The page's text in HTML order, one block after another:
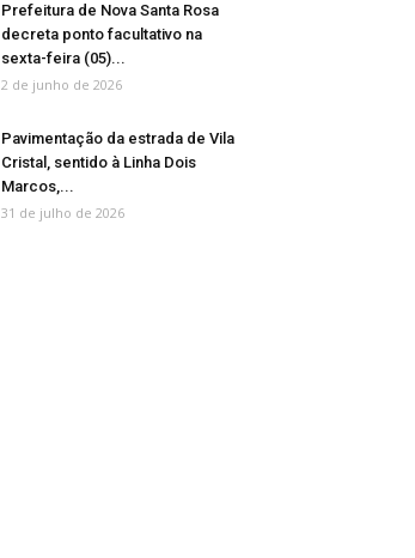
Prefeitura de Nova Santa Rosa
decreta ponto facultativo na
sexta-feira (05)...
2 de junho de 2026
Pavimentação da estrada de Vila
Cristal, sentido à Linha Dois
Marcos,...
31 de julho de 2026